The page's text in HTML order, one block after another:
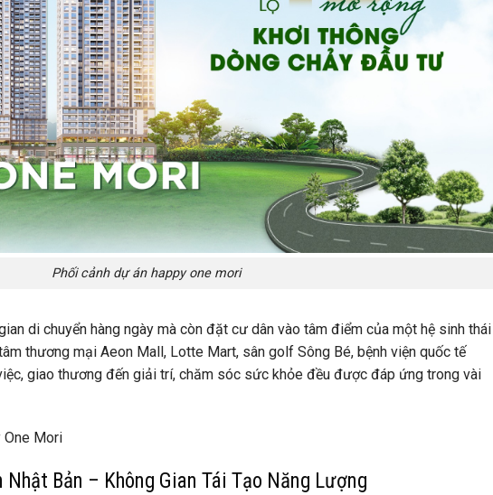
Phối cảnh dự án happy one mori
di chuyển hàng ngày mà còn đặt cư dân vào tâm điểm của một hệ sinh thái
thương mại Aeon Mall, Lotte Mart, sân golf Sông Bé, bệnh viện quốc tế
giao thương đến giải trí, chăm sóc sức khỏe đều được đáp ứng trong vài
One Mori
Nhật Bản – Không Gian Tái Tạo Năng Lượng